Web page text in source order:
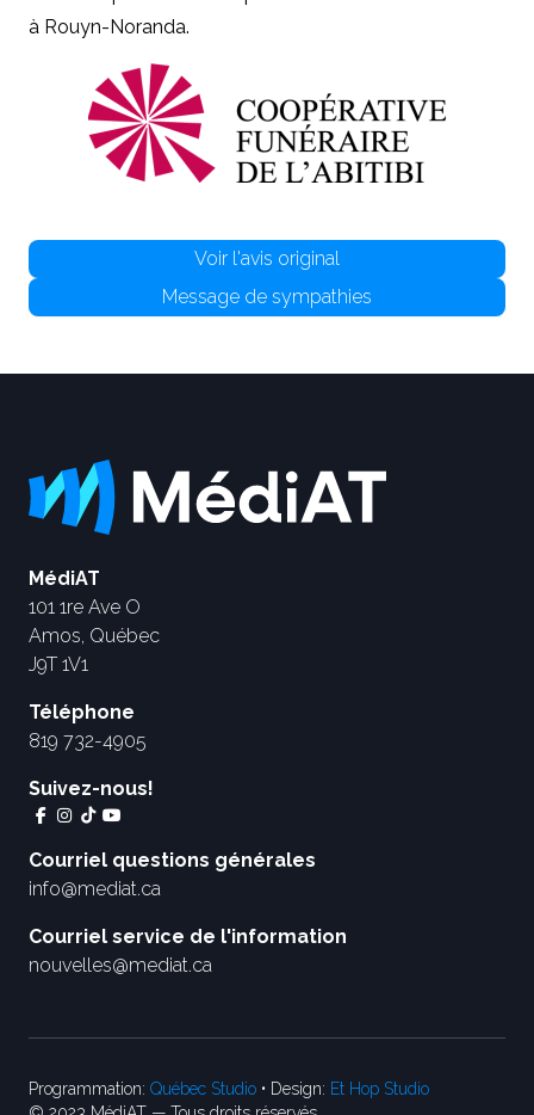
à Rouyn-Noranda.
Voir l'avis original
Message de sympathies
MédiAT
101 1re Ave O
Amos, Québec
J9T 1V1
Téléphone
819 732-4905
Suivez-nous!
Courriel questions générales
info@mediat.ca
Courriel service de l'information
nouvelles@mediat.ca
Programmation: Québec Studio • Design: Et Hop Studio